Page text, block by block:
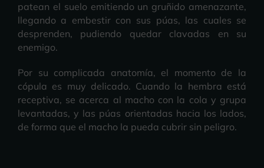
patean el suelo emitiendo un gruñido amenazante,
llegando a embestir con sus púas, las cuales se
desprenden, pudiendo quedar clavadas en su
enemigo.
Por su complicada anatomía, el momento de la
cópula es muy delicado. Cuando la hembra está
receptiva, se acerca al macho con la cola y grupa
levantadas, y las púas orientadas hacia los lados,
de forma que el macho la pueda cubrir sin peligro.